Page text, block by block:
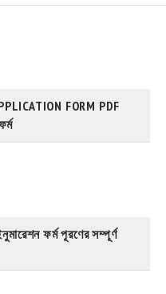
FORM PDF
ফর্ম পূরণের সম্পূর্ণ